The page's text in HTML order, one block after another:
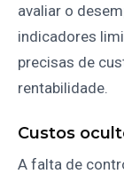
avaliar o
indicadores
precisas de
rentabilidade.
Custos
A falta de